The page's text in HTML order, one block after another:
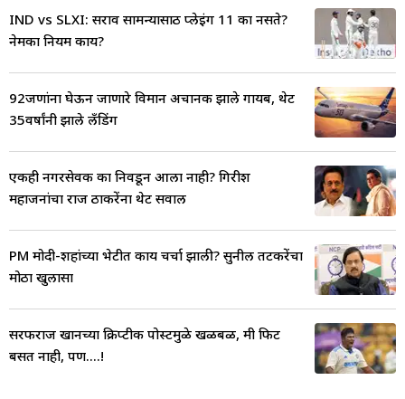
IND vs SLXI: सराव सामन्यासाठी प्लेइंग 11 का नसते?
नेमका नियम काय?
92जणांना घेऊन जाणारे विमान अचानक झाले गायब, थेट
35वर्षांनी झाले लँडिंग
एकही नगरसेवक का निवडून आला नाही? गिरीश
महाजनांचा राज ठाकरेंना थेट सवाल
PM मोदी-शहांच्या भेटीत काय चर्चा झाली? सुनील तटकरेंचा
मोठा खुलासा
सरफराज खानच्या क्रिप्टीक पोस्टमुळे खळबळ, मी फिट
बसत नाही, पण....!